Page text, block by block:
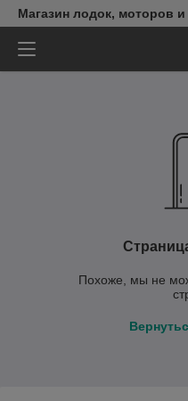
Магазин лодок, моторов
Похоже, мы не